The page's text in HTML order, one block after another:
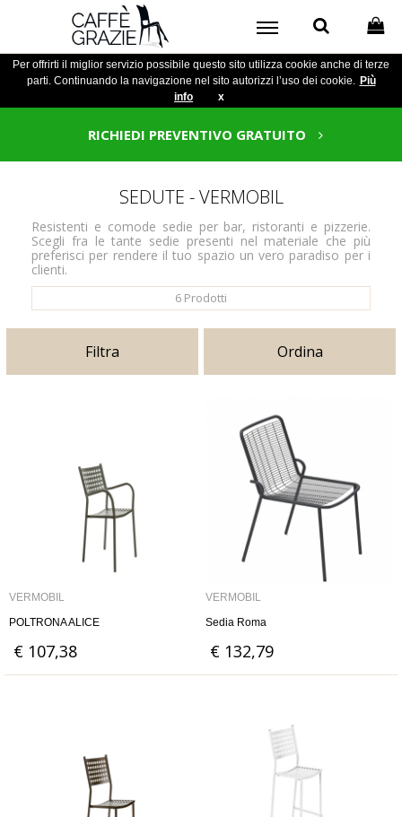
Per offrirti il miglior servizio possibile questo sito utilizza cookie anche di terze
parti. Continuando la navigazione nel sito autorizzi l’uso dei cookie. Più
info
x
RICHIEDI PREVENTIVO GRATUITO
SEDUTE - VERMOBIL
Resistenti e comode sedie per bar, ristoranti e pizzerie.
Scegli fra le tante sedie presenti nel materiale che più
preferisci per rendere il tuo spazio un vero paradiso per i
clienti.
6 Prodotti
Filtra Ordina
VERMOBIL
POLTRONA ALICE
€ 107,38
VERMOBIL
Sedia Roma
€ 132,79